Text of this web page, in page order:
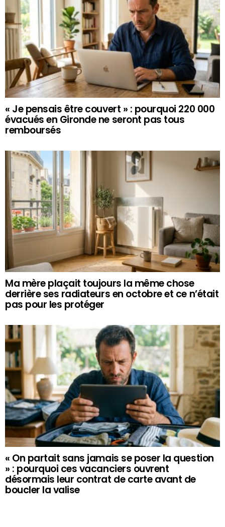
« Je pensais être couvert » : pourquoi 220 000
évacués en Gironde ne seront pas tous
remboursés
Ma mère plaçait toujours la même chose
derrière ses radiateurs en octobre et ce n’était
pas pour les protéger
« On partait sans jamais se poser la question
» : pourquoi ces vacanciers ouvrent
désormais leur contrat de carte avant de
boucler la valise